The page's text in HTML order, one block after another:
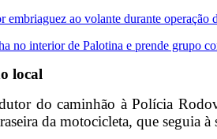
ao volante durante operação
no interior de Palotina e prende grupo
local
do caminhão à Polícia
da motocicleta, que seguia à